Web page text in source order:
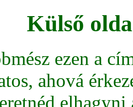
Külső
ezen a
ahová